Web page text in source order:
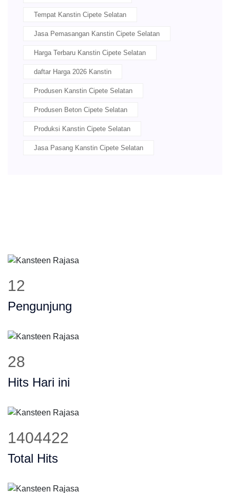
Tempat Kanstin Cipete Selatan
Jasa Pemasangan Kanstin Cipete Selatan
Harga Terbaru Kanstin Cipete Selatan
daftar Harga 2026 Kanstin
Produsen Kanstin Cipete Selatan
Produsen Beton Cipete Selatan
Produksi Kanstin Cipete Selatan
Jasa Pasang Kanstin Cipete Selatan
16
Pengunjung
37
Hits Hari ini
1825749
Total Hits